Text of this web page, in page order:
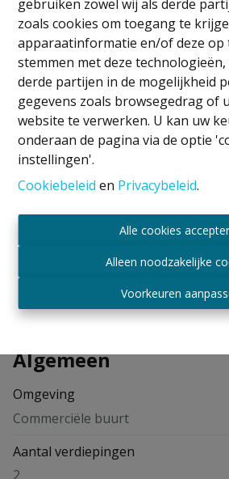
gebruiken zowel wij als derde
zoals cookies om toegang te
apparaatinformatie en/of deze op
stemmen met deze
derde partijen in de mogelijkheid
gegevens zoals browsegedrag of
website te verwerken. U kan uw
onderaan de pagina via de optie
instellingen'.
Cookiebeleid en Privacybeleid.
Alle cookies
Alleen noodzakelijke
Voorkeuren
Afspraak maken
75 m²
Delen
Algemeen
Omgeving
Commerciële buurt
Aantal verdiepingen
2